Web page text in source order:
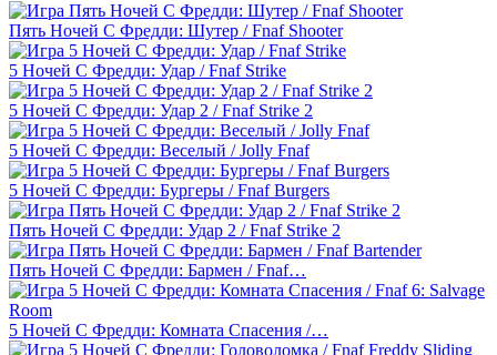
Пять Ночей С Фредди: Шутер / Fnaf Shooter
5 Ночей С Фредди: Удар / Fnaf Strike
5 Ночей С Фредди: Удар 2 / Fnaf Strike 2
5 Ночей С Фредди: Веселый / Jolly Fnaf
5 Ночей С Фредди: Бургеры / Fnaf Burgers
Пять Ночей С Фредди: Удар 2 / Fnaf Strike 2
Пять Ночей С Фредди: Бармен / Fnaf…
5 Ночей С Фредди: Комната Спасения /…